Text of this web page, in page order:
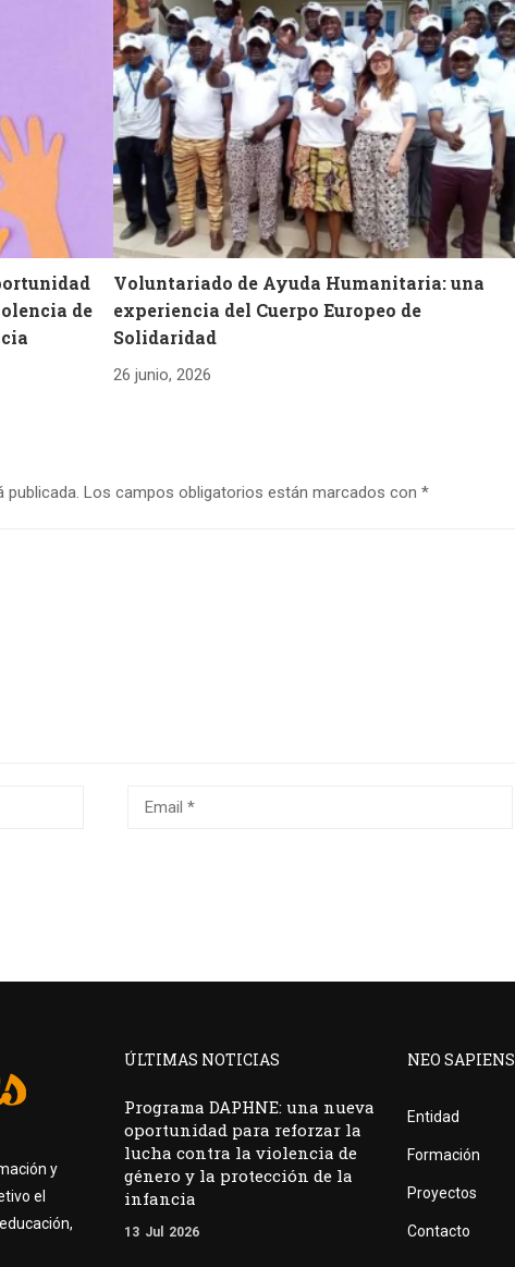
de
Voluntariado de Ayuda Humanitaria: una
experiencia del Cuerpo Europeo de
Solidaridad
26 junio, 2026
Los campos obligatorios están marcados con *
y
el
ÚLTIMAS NOTICIAS
Programa DAPHNE: una nueva
oportunidad para reforzar la
lucha contra la violencia de
género y la protección de la
infancia
13 Jul 2026
NEO SAPIENS
Entidad
Formación
Proyectos
Contacto